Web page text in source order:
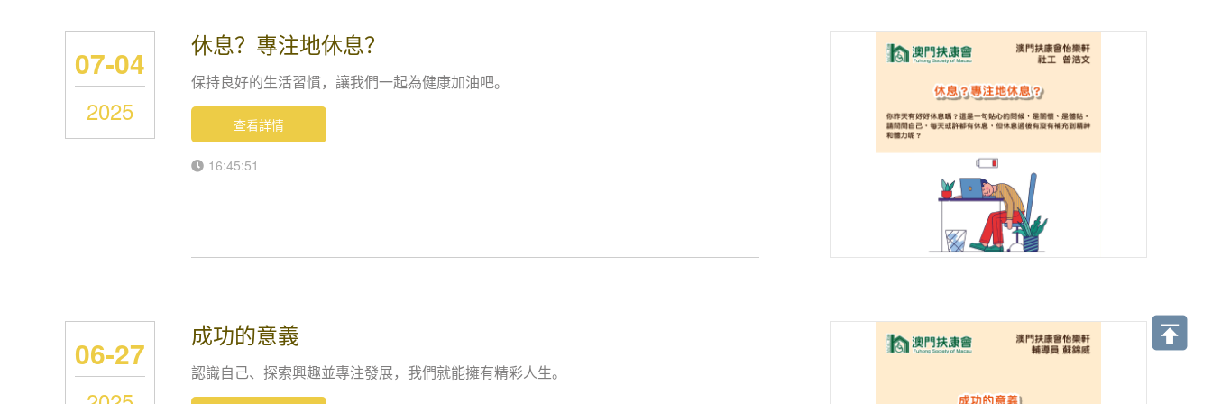
07-04
2025
休息？專注地休息？
保持良好的生活習慣，讓我們一起為健康加油吧。
查看詳情
16:45:51
06-27 成功的意義
認識自己、探索興趣並專注發展，我們就能擁有精彩人生。